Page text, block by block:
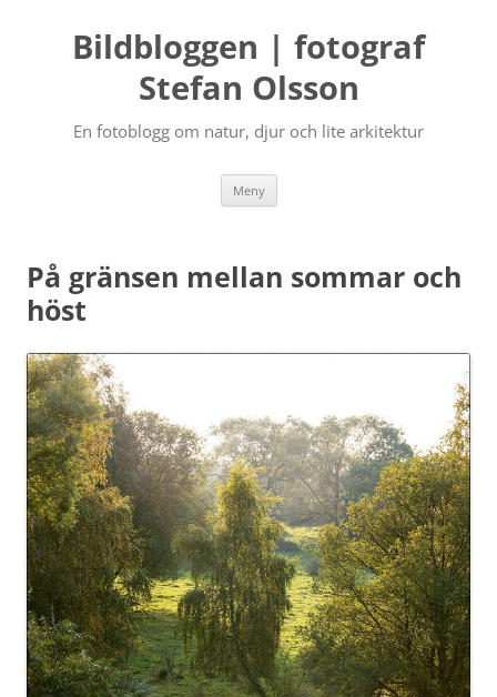
Bildbloggen | fotograf
Stefan Olsson
En fotoblogg om natur, djur och lite arkitektur
Meny Hoppa
till
På gränsen mellan sommar och
höst